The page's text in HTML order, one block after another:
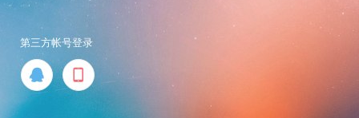
第三方帐号登录
 